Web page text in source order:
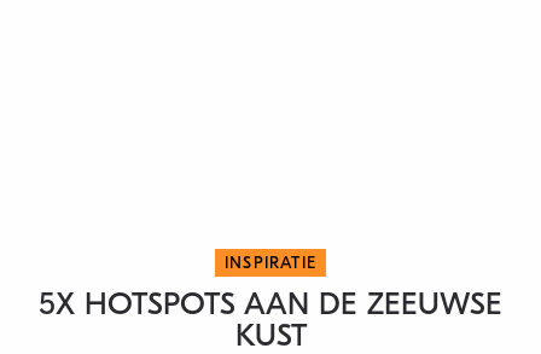
INSPIRATIE
5X HOTSPOTS AAN DE ZEEUWSE
KUST